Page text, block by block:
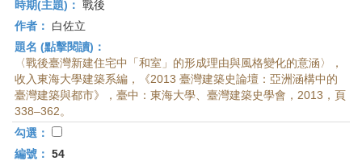
時期(主題)： 戰後
作者：
白佐立
題名 (點擊閱讀)：
〈戰後臺灣新建住宅中「和室」的形成理由與風格變化的意涵〉，
收入東海大學建築系編，《2013 臺灣建築史論壇：亞洲涵構中的
臺灣建築與都市》，臺中：東海大學、臺灣建築史學會，2013，頁
338–362。
勾選：
編號： 54